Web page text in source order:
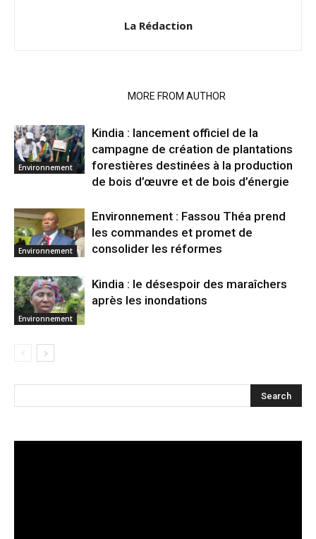
La Rédaction
MORE FROM AUTHOR
Environnement
Kindia : lancement officiel de la
campagne de création de plantations
forestières destinées à la production
de bois d’œuvre et de bois d’énergie
Environnement
Environnement : Fassou Théa prend
les commandes et promet de
consolider les réformes
Environnement
Kindia : le désespoir des maraîchers
après les inondations